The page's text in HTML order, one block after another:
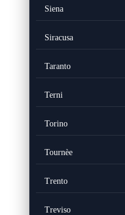
Siena
Siracusa
Taranto
Terni
Torino
Tournèe
Trento
Treviso